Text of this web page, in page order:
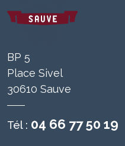
BP 5
Place Sivel
30610 Sauve
Tél : 04 66 77 50 19